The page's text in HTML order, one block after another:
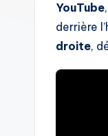
YouTube
derrière
droite,